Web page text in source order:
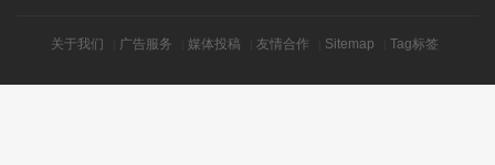
关于我们 广告服务 媒体投稿 友情合作 Sitemap Tag标签